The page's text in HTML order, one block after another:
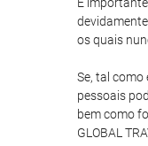
os quais
Se, tal
pessoais
bem como
GLOBAL